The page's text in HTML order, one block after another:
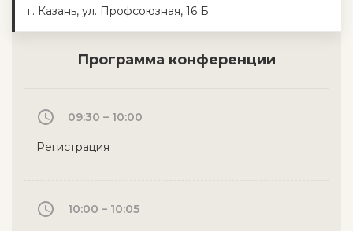
г. Казань, ул. Профсоюзная, 16 Б
Программа конференции
09:30 – 10:00
Регистрация
10:00 – 10:05